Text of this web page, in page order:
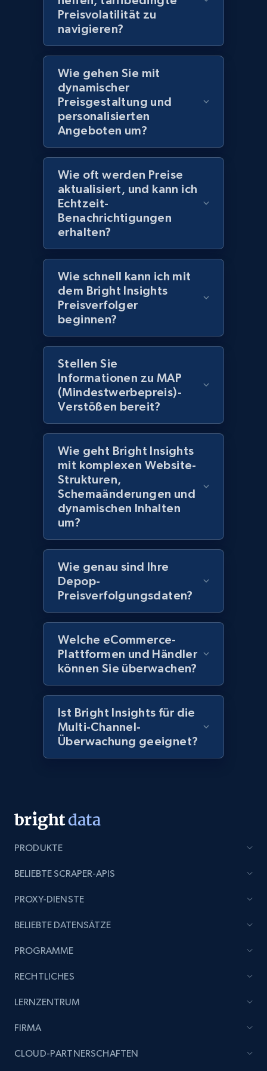
Amazon products global dataset
Title, Seller name, Brand, Description, Initial
price, Currency, Availability, Reviews count, and
2.1K+ 375+
Amazon products global dataset - Collects
products by specific category URL
Title, Seller name, Brand, Description, Initial
price, Currency, Availability, Reviews count, and
2.1K+ 375+ Jetzt anfangen
Amazon products global dataset -
Title, Seller name, Brand, Description, Initial
price, Currency, Availability, Reviews count, and
Amazon products global dataset - Collects
products by best sellers category URL
Title, Seller name, Brand, Description, Initial
price, Currency, Availability, Reviews count, and
more.
2.1K+ 375+ Jetzt anfangen
Amazon products global dataset - Collect
Amazon products by seller URL
Title, Seller name, Brand, Description, Initial
price, Currency, Availability, Reviews count, and
more.
2.1K+ 375+
Title, Seller name, Brand, Description, Initial
price, Currency, Availability, Reviews count, and
2.1K+ 375+
Etsy
URL, Product id, Listing inventory id, Title, Rating,
price, and more.
1.9K+
Preisvolatilität zu
navigieren?
Wie gehen Sie mit
dynamischer
Preisgestaltung und
personalisierten
Angeboten um?
Wie oft werden Preise
aktualisiert, und kann ich
Echtzeit-
Benachrichtigungen
erhalten?
Wie schnell kann ich mit
dem Bright Insights
Preisverfolger
beginnen?
Stellen Sie
Informationen zu MAP
(Mindestwerbepreis)-
Verstößen bereit?
Wie geht Bright Insights
mit komplexen Website-
Strukturen,
Schemaänderungen und
dynamischen Inhalten
um?
Wie genau sind Ihre
Depop-
Preisverfolgungsdaten?
Welche eCommerce-
Plattformen und Händler
können Sie überwachen?
Ist Bright Insights für die
Multi-Channel-
Überwachung geeignet?
PRODUKTE
BELIEBTE SCRAPER-APIS
PROXY-DIENSTE
BELIEBTE DATENSÄTZE
PROGRAMME
RECHTLICHES
LERNZENTRUM
FIRMA
CLOUD-PARTNERSCHAFTEN